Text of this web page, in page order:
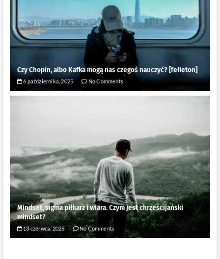
Czy Chopin, albo Kafka mogą nas czegoś nauczyć? [felieton]
6 października, 2025 No Comments
Mindset, sigma piłkarz i wiara. Czym jest chrześcijański
mindset?
13 czerwca, 2025 No Comments